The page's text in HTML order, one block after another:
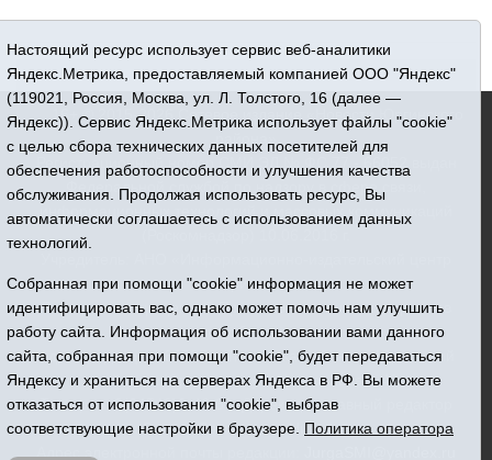
16+ © 2015-2026 Сетевое издание «Новости Юргинского
Регистрационный номер СМИ ЭЛ № ФС 77 - 66052 выдан
Федеральной службой по надзору в сфере связи,
«Призыв»
Все права защищены © При использовании материалов
ссылка обязательна
Адрес редакции: 627250, Тюменская область, Юргинский
район, с. Юргинское, ул. Центральная, 49
Телефон: 8(34543)2-46-89. Директор - главный редактор
Галина Васильевна Ниязова
Настоящий ресурс использует сервис веб-аналитики
Яндекс.Метрика, предоставляемый компанией ООО "Яндекс"
(119021, Россия, Москва, ул. Л. Толстого, 16 (далее —
Яндекс)). Сервис Яндекс.Метрика использует файлы "cookie"
с целью сбора технических данных посетителей для
обеспечения работоспособности и улучшения качества
обслуживания. Продолжая использовать ресурс, Вы
автоматически соглашаетесь с использованием данных
технологий.
Собранная при помощи "cookie" информация не может
идентифицировать вас, однако может помочь нам улучшить
работу сайта. Информация об использовании вами данного
сайта, собранная при помощи "cookie", будет передаваться
Яндексу и храниться на серверах Яндекса в РФ. Вы можете
отказаться от использования "cookie", выбрав
соответствующие настройки в браузере. Политика оператора